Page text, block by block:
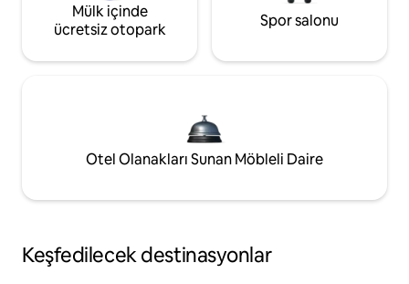
Mülk içinde
ücretsiz otopark
Spor salonu
Otel Olanakları Sunan Möbleli Daire
Keşfedilecek destinasyonlar